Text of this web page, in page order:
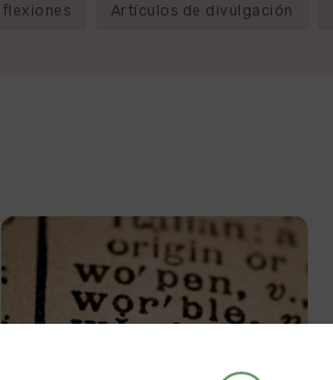
Artículos de divulgación